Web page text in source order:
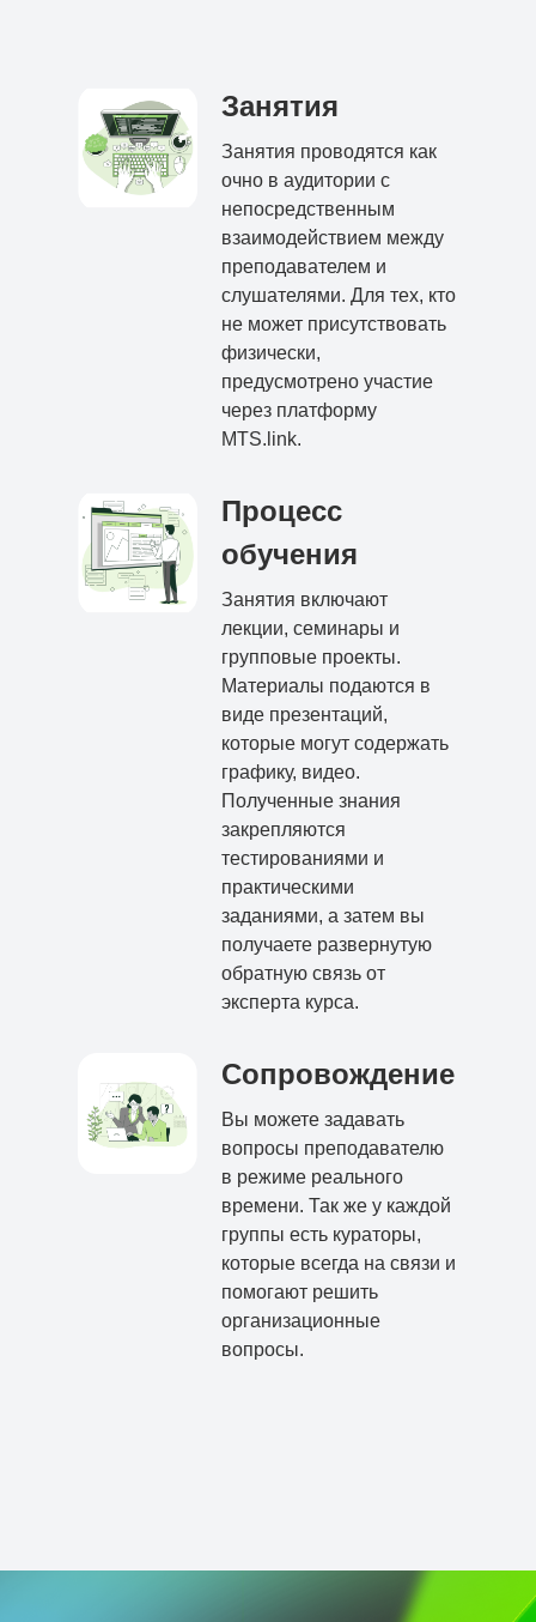
Занятия
Занятия проводятся как
очно в аудитории с
непосредственным
взаимодействием между
преподавателем и
слушателями. Для тех, кто
не может присутствовать
физически,
предусмотрено участие
через платформу
MTS.link.
Процесс
обучения
Занятия включают
лекции, семинары и
групповые проекты.
Материалы подаются в
виде презентаций,
которые могут содержать
графику, видео.
Полученные знания
закрепляются
тестированиями и
практическими
заданиями, а затем вы
получаете развернутую
обратную связь от
эксперта курса.
Сопровождение
Вы можете задавать
вопросы преподавателю
в режиме реального
времени. Так же у каждой
группы есть кураторы,
которые всегда на связи и
помогают решить
организационные
вопросы.